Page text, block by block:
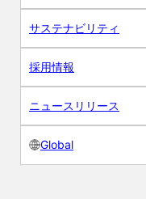
サステナビリティ
採用情報
ニュースリリース
Global